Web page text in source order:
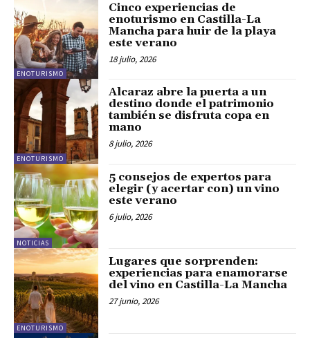
ENOTURISMO
Cinco experiencias de
enoturismo en Castilla-La
Mancha para huir de la playa
este verano
18 julio, 2026
ENOTURISMO
Alcaraz abre la puerta a un
destino donde el patrimonio
también se disfruta copa en
mano
8 julio, 2026
NOTICIAS
5 consejos de expertos para
elegir (y acertar con) un vino
este verano
6 julio, 2026
ENOTURISMO
Lugares que sorprenden:
experiencias para enamorarse
del vino en Castilla-La Mancha
27 junio, 2026